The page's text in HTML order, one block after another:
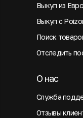
Выкуп из
Выкуп с
Поиск
Отследить
Служба
О нас
Отзывы